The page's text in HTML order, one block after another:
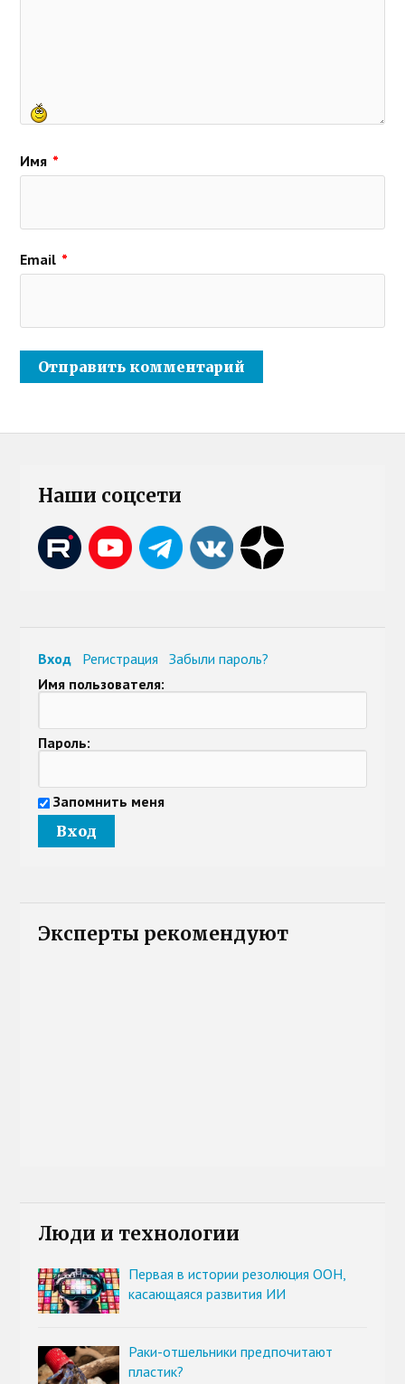
Имя *
Email *
Наши соцсети
Вход Регистрация
Забыли пароль?
Имя пользователя:
Пароль:
Запомнить меня
Эксперты рекомендуют
Люди и технологии
Первая в истории резолюция ООН,
касающаяся развития ИИ
Раки-отшельники предпочитают
пластик?